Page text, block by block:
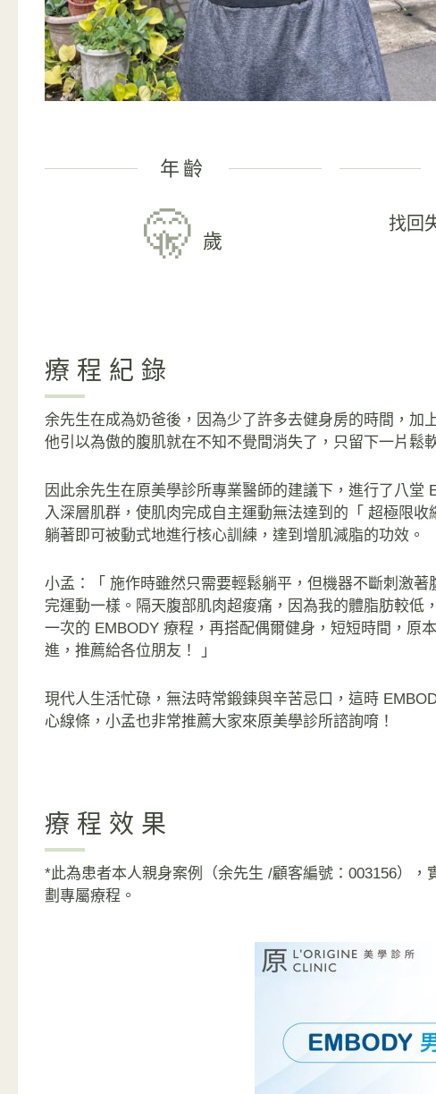
年齡
🤫 歲
找回
療程紀錄
余先生在成為奶爸後，因為少了許多去健身房的時間，加
他引以為傲的腹肌就在不知不覺間消失了，只留下一片鬆
因此余先生在原美學診所專業醫師的建議下，進行了八
入深層肌群，使肌肉完成自主運動無法達到的「 超極限
躺著即可被動式地進行核心訓練，達到增肌減脂的功效。
小孟：「 施作時雖然只需要輕鬆躺平，但機器不斷刺激
完運動一樣。隔天腹部肌肉超痠痛，因為我的體脂肪較
一次的 EMBODY 療程，再搭配偶爾健身，短短時間，原
進，推薦給各位朋友！ 」
現代人生活忙碌，無法時常鍛鍊與辛苦忌口，這時
心線條，小孟也非常推薦大家來原美學診所諮詢唷！
療程效果
*此為患者本人親身案例（余先生 /顧客編號：003156）
劃專屬療程。